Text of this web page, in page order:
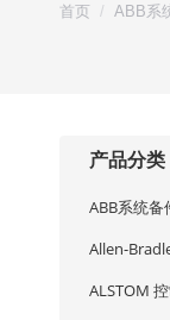
首页 ABB系
产品分类
ABB系统备
Allen-
ALSTOM